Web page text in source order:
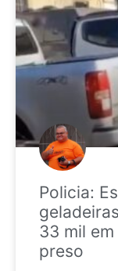
Policia:
33 mil
preso